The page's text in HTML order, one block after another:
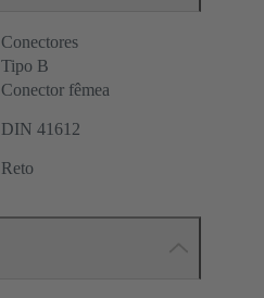
Conectores
Tipo B
Conector fêmea
DIN 41612
Reto